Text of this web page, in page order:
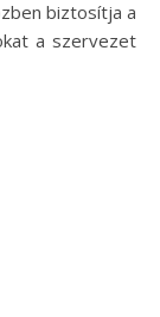
biztosítja a
a szervezet